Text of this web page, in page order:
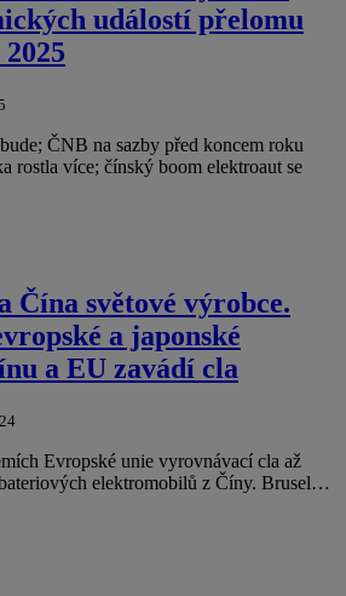
událostí přelomu
ČNB na sazby před koncem roku
rostla více; čínský boom elektroaut se
světové výrobce.
a japonské
a EU zavádí cla
Evropské unie vyrovnávací cla až
elektromobilů z Číny. Brusel…